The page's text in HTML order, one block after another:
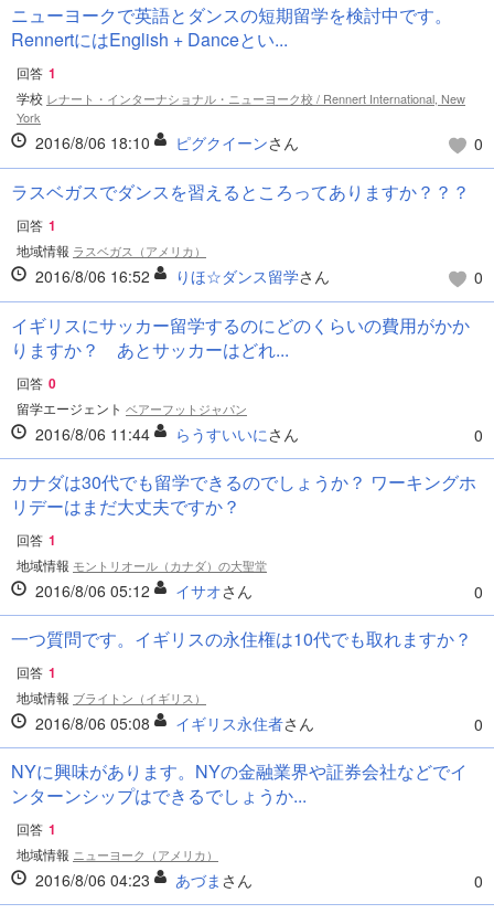
ニューヨークで英語とダンスの短期留学を検討中です。
RennertにはEnglish + Danceとい...
回答 1
学校 レナート・インターナショナル・ニューヨーク校 / Rennert International, New
York
2016/8/06 18:10 ピグクイーンさん 0
ラスベガスでダンスを習えるところってありますか？？？
回答 1
地域情報 ラスベガス（アメリカ）
2016/8/06 16:52 りほ☆ダンス留学さん 0
イギリスにサッカー留学するのにどのくらいの費用がかか
りますか？ あとサッカーはどれ...
回答 0
留学エージェント ベアーフットジャパン
2016/8/06 11:44 らうすいいにさん 0
カナダは30代でも留学できるのでしょうか？ ワーキングホ
リデーはまだ大丈夫ですか？
回答 1
地域情報 モントリオール（カナダ）の大聖堂
2016/8/06 05:12 イサオさん 0
一つ質問です。イギリスの永住権は10代でも取れますか？
回答 1
地域情報 ブライトン（イギリス）
2016/8/06 05:08 イギリス永住者さん 0
NYに興味があります。NYの金融業界や証券会社などでイ
ンターンシップはできるでしょうか...
回答 1
地域情報 ニューヨーク（アメリカ）
2016/8/06 04:23 あづま さん 0